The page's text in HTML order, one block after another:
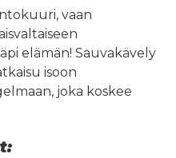
vaan
elämän! Sauvakävely
isoon
joka koskee